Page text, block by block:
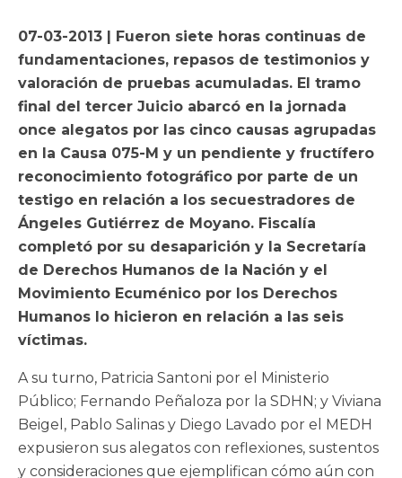
07-03-2013 | Fueron siete horas continuas de
fundamentaciones, repasos de testimonios y
valoración de pruebas acumuladas. El tramo
final del tercer Juicio abarcó en la jornada
once alegatos por las cinco causas agrupadas
en la Causa 075-M y un pendiente y fructífero
reconocimiento fotográfico por parte de un
testigo en relación a los secuestradores de
Ángeles Gutiérrez de Moyano. Fiscalía
completó por su desaparición y la Secretaría
de Derechos Humanos de la Nación y el
Movimiento Ecuménico por los Derechos
Humanos lo hicieron en relación a las seis
víctimas.
A su turno, Patricia Santoni por el Ministerio
Público; Fernando Peñaloza por la SDHN; y Viviana
Beigel, Pablo Salinas y Diego Lavado por el MEDH
expusieron sus alegatos con reflexiones, sustentos
y consideraciones que ejemplifican cómo aún con